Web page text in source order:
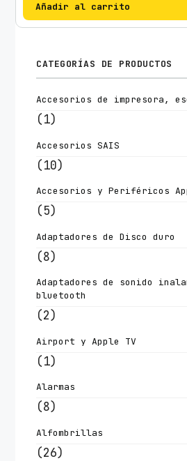
Añadir al carrito
CATEGORÍAS DE PRODUCTOS
Accesorios de impresora,
(1)
Accesorios SAIS
(10)
Accesorios y Periféricos
(5)
Adaptadores de Disco duro
(8)
Adaptadores de sonido
bluetooth
(2)
Airport y Apple TV
(1)
Alarmas
(8)
Alfombrillas
(26)